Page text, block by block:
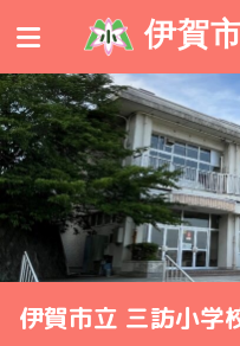
伊賀
伊賀市立 三訪小学